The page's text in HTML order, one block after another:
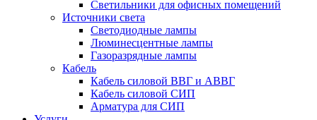
Светильники для офисных помещений
Источники света
Светодиодные лампы
Люминесцентные лампы
Газоразрядные лампы
Кабель
Кабель силовой ВВГ и АВВГ
Кабель силовой СИП
Арматура для СИП